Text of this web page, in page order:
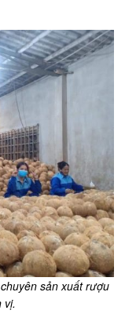
sản xuất rượu
vị.